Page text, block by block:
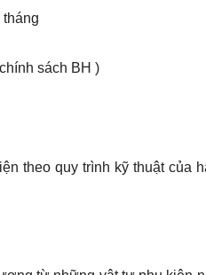
sách BH )
theo quy trình kỹ thuật của